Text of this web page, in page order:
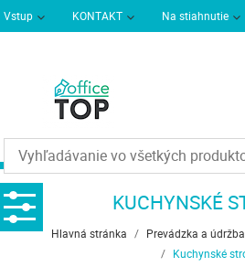
Vstup KONTAKT Na stiahnutie
KUCHYNSKÉ
Hlavná stránka / Prevádzka a údržba
/ Kuchynské